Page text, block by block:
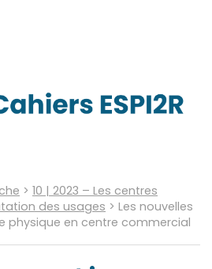
> 10 | 2023 – Les centres
des usages > Les nouvelles
physique en centre commercial